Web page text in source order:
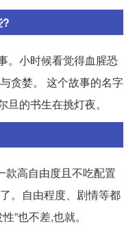
?
。小时候看觉得血腥恐
贪婪。 这个故事的名字
的书生在挑灯夜。
款高自由度且不吃配置
。自由程度、剧情等都
”也不差,也就。